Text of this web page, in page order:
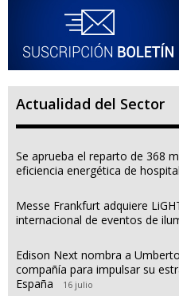
Actualidad del Sector
Se aprueba el reparto de 368
eficiencia energética de
Messe Frankfurt adquiere
internacional de eventos de
Edison Next nombra a
compañía para impulsar su
España
16 julio